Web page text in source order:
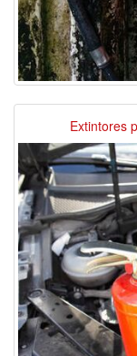
Extintores